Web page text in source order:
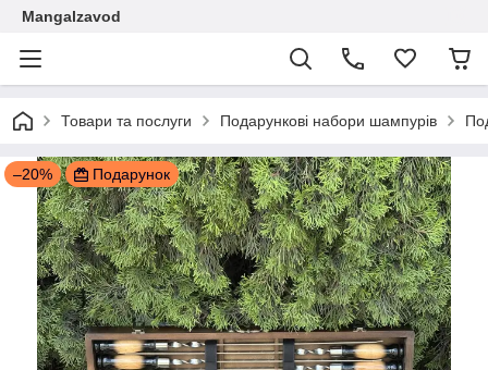
Mangalzavod
Товари та послуги Подарункові набори шампурів
–20% Подарунок